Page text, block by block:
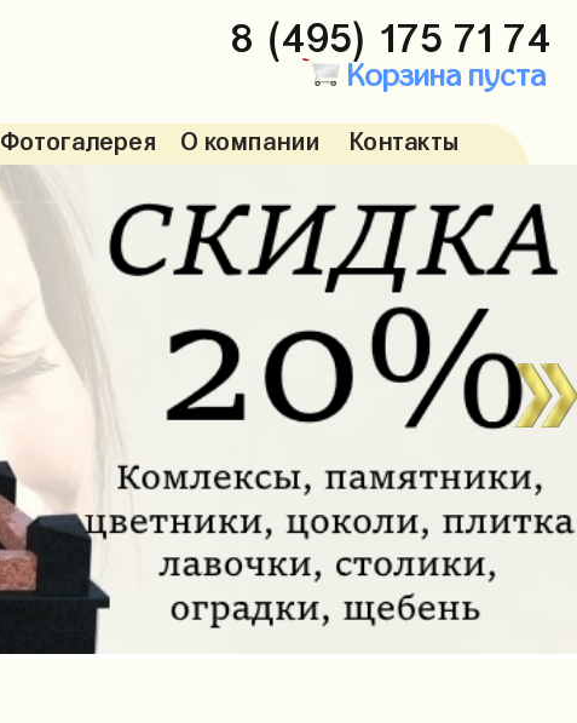
8 (495) 175 71 74
Корзина пуста
Фотогалерея О компании Контакты